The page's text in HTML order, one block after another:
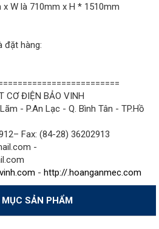
W là 710mm x H * 1510mm
đặt hàng:
CƠ ĐIỆN BẢO VINH
- P.An Lạc - Q. Bình Tân - TP.Hồ
Fax: (84-28) 36202913
-
- http://.hoanganmec.com
SẢN PHẨM